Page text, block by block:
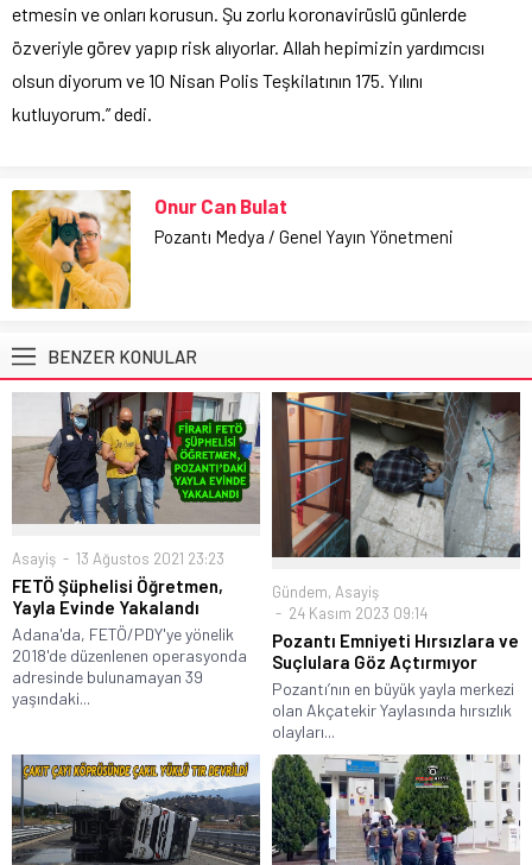
etmesin ve onları korusun. Şu zorlu koronavirüslü günlerde
özveriyle görev yapıp risk alıyorlar. Allah hepimizin yardımcısı
olsun diyorum ve 10 Nisan Polis Teşkilatının 175. Yılını
kutluyorum.” dedi.
Onur Can Bulat
Pozantı Medya / Genel Yayın Yönetmeni
BENZER KONULAR
Asayiş 13 Ağustos 2021 23:23
FETÖ Şüphelisi Öğretmen,
Yayla Evinde Yakalandı
Adana'da, FETÖ/PDY'ye yönelik
2018'de düzenlenen operasyonda
adresinde bulunamayan 39
yaşındaki...
Gündem, Asayiş
24 Kasım 2023 09:14
Pozantı Emniyeti Hırsızlara ve
Suçlulara Göz Açtırmıyor
Pozantı’nın en büyük yayla merkezi
olan Akçatekir Yaylasında hırsızlık
olayları...